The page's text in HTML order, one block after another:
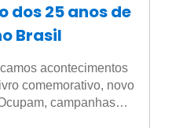
dos 25 anos de
Brasil
acontecimentos
comemorativo, novo
campanhas…